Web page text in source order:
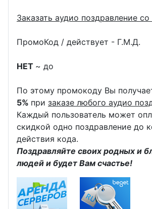
Заказать аудио поздравление
ПромоКод / действует - Г.М.Д.
НЕТ ~ до
По этому промокоду Вы
5% при заказе любого аудио
Каждый пользователь может
скидкой одно поздравление до
действия кода.
Поздравляйте своих родных и
людей и будет Вам счастье!